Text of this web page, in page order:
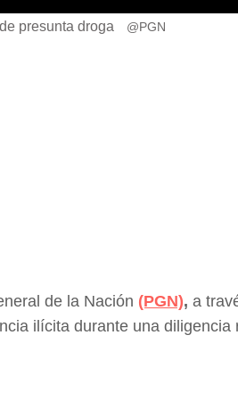
presunta droga @PGN
de la Nación (PGN), a
ilícita durante una